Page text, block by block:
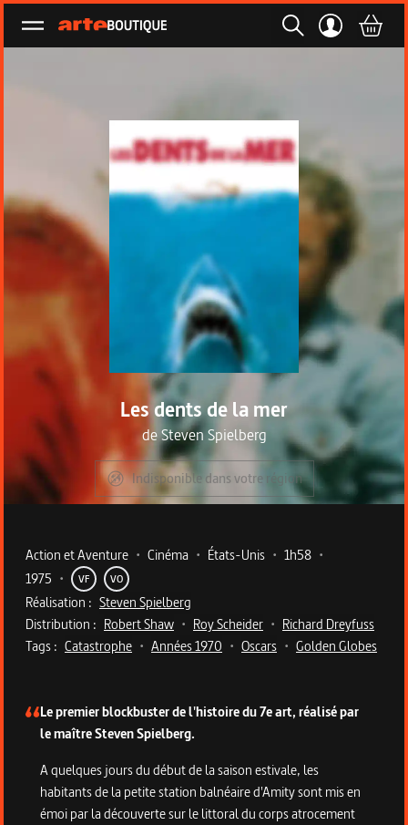
Ouvrir le menu
Les dents de la mer
deSteven Spielberg
Indisponible dans votre région
Metadata du programme
Action et Aventure • Cinéma • États-Unis • 1h58 •
1975 • VF VO
Réalisation : Steven Spielberg
Distribution : Robert Shaw • Roy Scheider • Richard Dreyfuss
Tags : Catastrophe • Années 1970 • Oscars • Golden Globes
Le premier blockbuster de l'histoire du 7e art, réalisé par
le maître Steven Spielberg.
A quelques jours du début de la saison estivale, les
habitants de la petite station balnéaire d'Amity sont mis en
émoi par la découverte sur le littoral du corps atrocement